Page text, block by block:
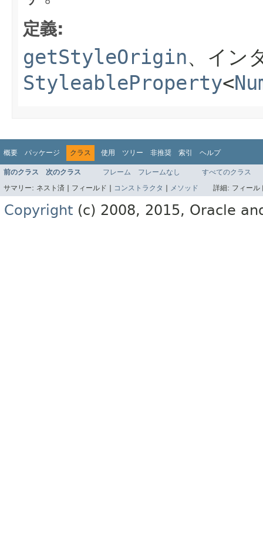
定義:
getStyleOrigin、イン
StyleableProperty<
概要 パッケージ クラス 使用 ツリー 非推奨 索引 ヘルプ
前のクラス 次のクラス フレーム フレームなし
すべてのクラス
サマリー: ネスト済 | フィールド | コンストラクタ メソッド 詳細: フィー
Copyright (c) 2008, 2015, Oracle